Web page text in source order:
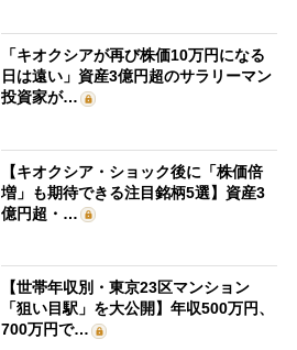
「キオクシアが再び株価10万円になる
日は遠い」資産3億円超のサラリーマン
投資家が…
【キオクシア・ショック後に「株価倍
増」も期待できる注目銘柄5選】資産3
億円超・…
【世帯年収別・東京23区マンション
「狙い目駅」を大公開】年収500万円、
700万円で…